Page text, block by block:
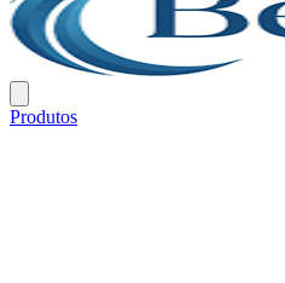
Produtos